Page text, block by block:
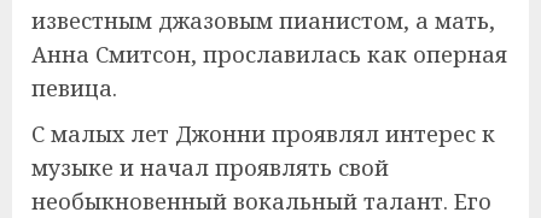
известным джазовым пианистом, а мать,
Анна Смитсон, прославилась как оперная
певица.
С малых лет Джонни проявлял интерес к
музыке и начал проявлять свой
необыкновенный вокальный талант. Его